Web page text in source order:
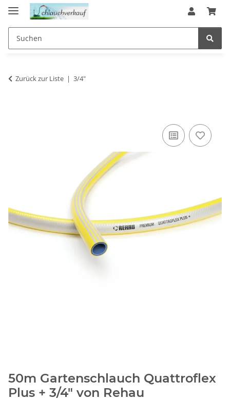
Zurück zur Liste 3/4"
50m Gartenschlauch Quattroflex
Plus + 3/4" von Rehau